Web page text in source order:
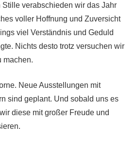
verabschieden wir das Jahr
voller Hoffnung und Zuversicht
viel Verständnis und Geduld
Nichts desto trotz versuchen wir
machen.
Neue Ausstellungen mit
sind geplant. Und sobald uns es
diese mit großer Freude und